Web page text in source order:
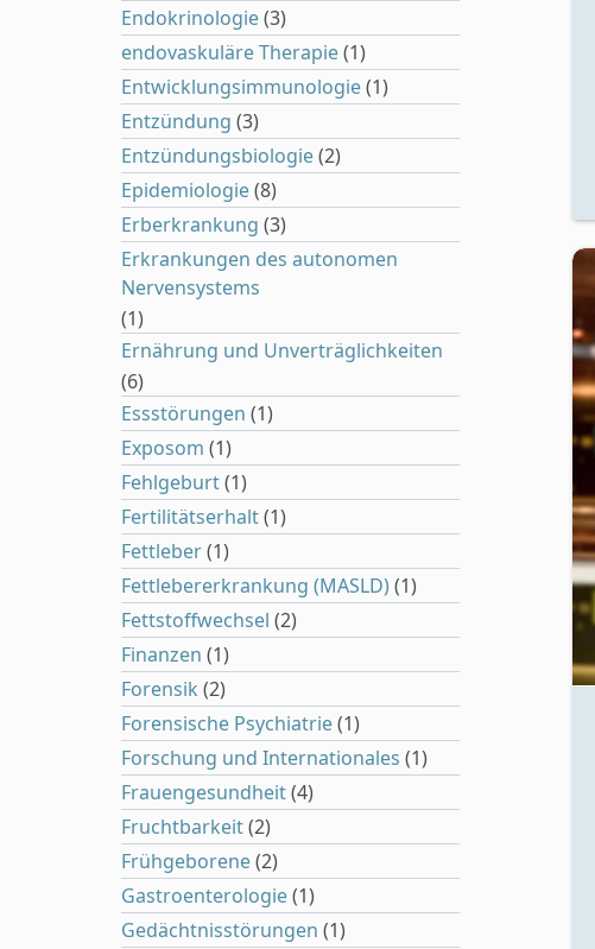
Endokrinologie(3)
endovaskuläre Therapie(1)
Entwicklungsimmunologie(1)
Entzündung (3)
Entzündungsbiologie(2)
Epidemiologie(8)
Erberkrankung (3)
Erkrankungen des autonomen
Nervensystems
(1)
Ernährung und Unverträglichkeiten
(6)
Essstörungen (1)
Exposom (1)
Fehlgeburt(1)
Fertilitätserhalt(1)
Fettleber(1)
Fettlebererkrankung (MASLD)(1)
Fettstoffwechsel (2)
Finanzen (1)
Forensik (2)
Forensische Psychiatrie(1)
Forschung und Internationales (1)
Frauengesundheit(4)
Fruchtbarkeit(2)
Frühgeborene(2)
Gastroenterologie(1)
Gedächtnisstörungen (1)